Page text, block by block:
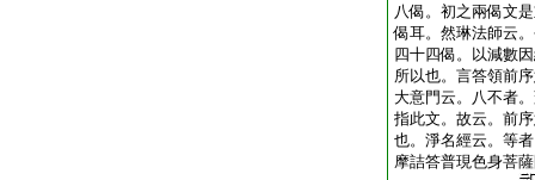
八偈。初之兩偈文
偈耳。然琳法師云
四十四偈。以減數
所以也。言答領前
大意門云。八不者
指此文。故云。前
也。淨名經云。等
摩詰答普現色身菩